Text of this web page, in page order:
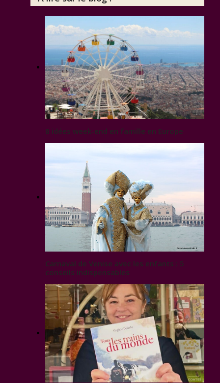
8 idées week-end en famille en Europe
Carnaval de Venise avec les enfants : 5
conseils indispensables